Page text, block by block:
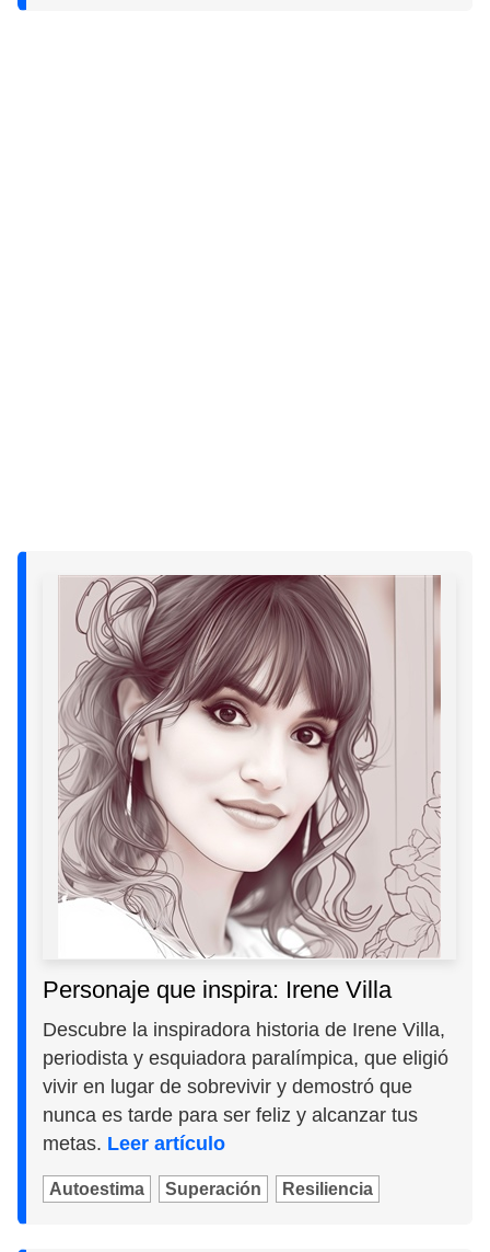
Personaje que inspira: Irene Villa
Descubre la inspiradora historia de Irene Villa,
periodista y esquiadora paralímpica, que eligió
vivir en lugar de sobrevivir y demostró que
nunca es tarde para ser feliz y alcanzar tus
metas. Leer artículo
Autoestima Superación Resiliencia